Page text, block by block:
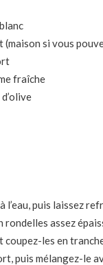
si vous
fraîche
l’eau, puis laissez
rondelles assez
coupez-les en
puis mélangez-le